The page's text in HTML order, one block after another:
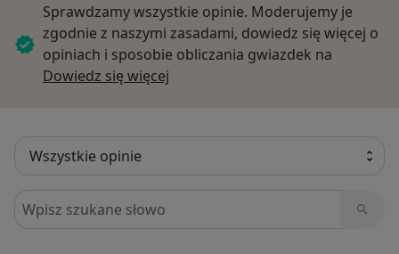
Sprawdzamy wszystkie opinie. Moderujemy je
zgodnie z naszymi zasadami, dowiedz się więcej o
opiniach i sposobie obliczania gwiazdek na
Dowiedz się więcej
Szukaj w opiniach